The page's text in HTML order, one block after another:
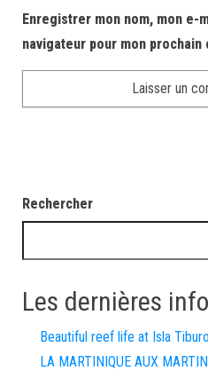
Enregistrer mon nom, mon e-
navigateur pour mon prochain
Rechercher
Les dernières
Beautiful reef life at Isla
LA MARTINIQUE AUX